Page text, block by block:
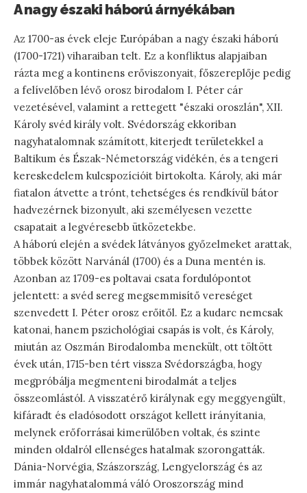
A nagy északi háború árnyékában
Az 1700-as évek eleje Európában a nagy északi háború
(1700-1721) viharaiban telt. Ez a konfliktus alapjaiban
rázta meg a kontinens erőviszonyait, főszereplője pedig
a felívelőben lévő orosz birodalom I. Péter cár
vezetésével, valamint a rettegett "északi oroszlán", XII.
Károly svéd király volt. Svédország ekkoriban
nagyhatalomnak számított, kiterjedt területekkel a
Baltikum és Észak-Németország vidékén, és a tengeri
kereskedelem kulcspozícióit birtokolta. Károly, aki már
fiatalon átvette a trónt, tehetséges és rendkívül bátor
hadvezérnek bizonyult, aki személyesen vezette
csapatait a legvéresebb ütközetekbe.
A háború elején a svédek látványos győzelmeket arattak,
többek között Narvánál (1700) és a Duna mentén is.
Azonban az 1709-es poltavai csata fordulópontot
jelentett: a svéd sereg megsemmisítő vereséget
szenvedett I. Péter orosz erőitől. Ez a kudarc nemcsak
katonai, hanem pszichológiai csapás is volt, és Károly,
miután az Oszmán Birodalomba menekült, ott töltött
évek után, 1715-ben tért vissza Svédországba, hogy
megpróbálja megmenteni birodalmát a teljes
összeomlástól. A visszatérő királynak egy meggyengült,
kifáradt és eladósodott országot kellett irányítania,
melynek erőforrásai kimerülőben voltak, és szinte
minden oldalról ellenséges hatalmak szorongatták.
Dánia-Norvégia, Szászország, Lengyelország és az
immár nagyhatalommá váló Oroszország mind